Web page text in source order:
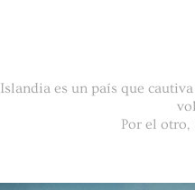
Islandia es un país que
Por el otro,